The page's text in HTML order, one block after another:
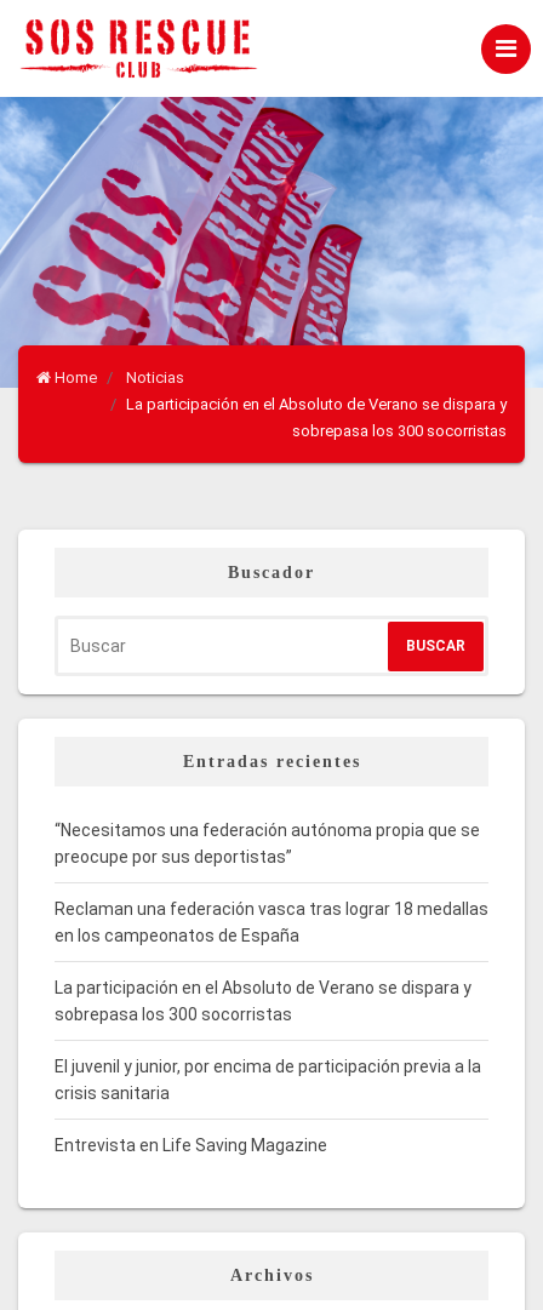
Home
Noticias
La participación en el Absoluto de Verano se dispara y
sobrepasa los 300 socorristas
Buscador
Entradas recientes
“Necesitamos una federación autónoma propia que se
preocupe por sus deportistas”
Reclaman una federación vasca tras lograr 18 medallas
en los campeonatos de España
La participación en el Absoluto de Verano se dispara y
sobrepasa los 300 socorristas
El juvenil y junior, por encima de participación previa a la
crisis sanitaria
Entrevista en Life Saving Magazine
Archivos